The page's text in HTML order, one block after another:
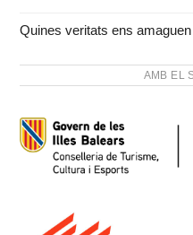
Quines veritats ens
AMB EL